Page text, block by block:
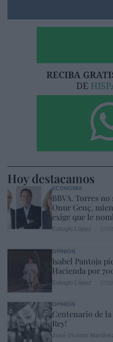
Hoy destacamos
ECONOMÍA
BBVA. Torres
Onur Genç,
exige que le
OPINIÓN
Isabel Pantoja
Hacienda por
OPINIÓN
Centenario de
Rey!